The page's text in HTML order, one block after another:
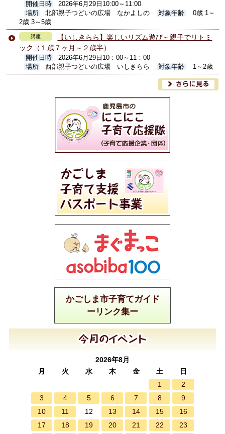
開催日時
2026年6月29日10:00～11:00
場所
北部親子つどいの広場 なかよしの 対象年齢
0歳 1～
2歳 3～5歳
講座
【いしきらら】楽しいリズム遊び～親子でリトミ
ック（１歳７ヶ月～２歳半）
開催日時
2026年6月29日10：00～11：00
場所
西部親子つどいの広場 いしきらら 対象年齢 1～2歳
かごしま市子育てガイド
ーリンク集ー
2026年8月
月
火 水 木 金 土
日
1
2
3
4 5 6 7 8
9
10
11 12 13 14 15
16
17
18 19 20 21 22
23